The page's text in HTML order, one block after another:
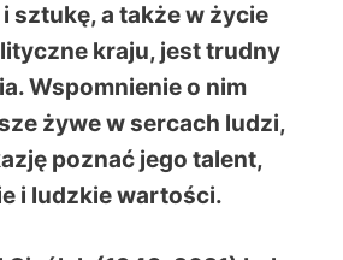
sztukę, a także w życie
kraju, jest trudny
Wspomnienie o nim
żywe w sercach ludzi,
poznać jego talent,
i ludzkie wartości.